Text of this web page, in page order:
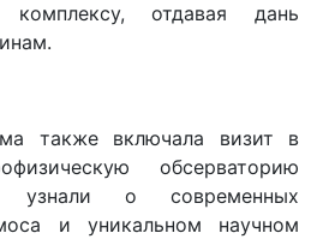
отдавая дань
также включала визит в
обсерваторию
о современных
и уникальном научном